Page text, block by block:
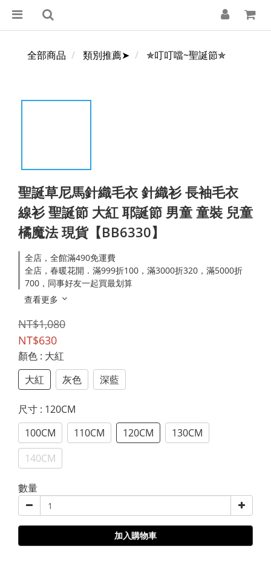
全部商品 類別推薦➤ ✯叮叮噹~聖誕節✯
聖誕草尼馬針織毛衣 針織衫 長袖毛衣
線衫 聖誕節 大紅 耶誕節 男童 童裝 兒童
橘魔法 現貨【BB6330】
全店，全館滿490免運費
全店，春暖花開．滿999折100，滿3000折320，滿5000折
700，同事好友一起買最划算
查看更多
NT$1,080
NT$630
顏色 : 大紅
大紅
灰色 深藍
尺寸 : 120CM
100CM
110CM 120CM
130CM
140CM
數量
加入購物車